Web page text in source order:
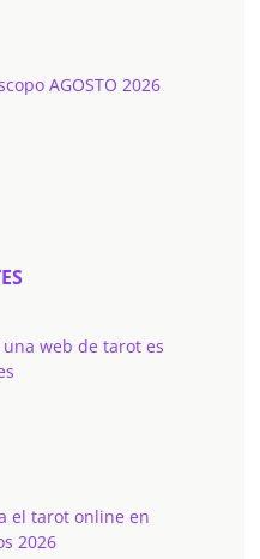
AGOSTO 2026
web de tarot es
el tarot online en
2026